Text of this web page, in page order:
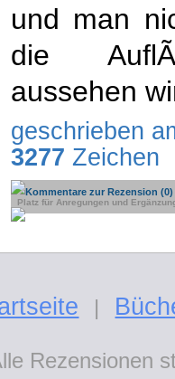
und man
die
aussehen
geschrieben
3277 Zeichen
Kommentare zur Rezension (0)
Platz für Anregungen und
|
Rezensionen